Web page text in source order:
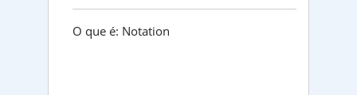
O que é: Notation